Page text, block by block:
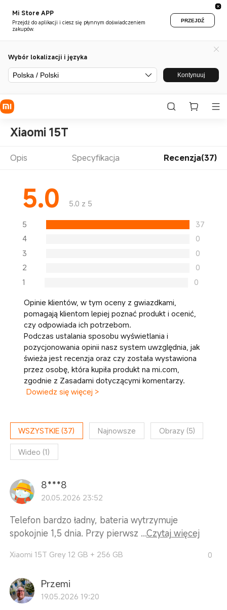
Mi Store APP
Przejdź do aplikacji i ciesz się płynnym doświadczeniem
zakupów.
PRZEJDŹ
Wybór lokalizacji i języka
Polska / Polski Kontynuuj
Xiaomi 15T
Opis Specyfikacja Recenzja(37)
5.0 5.0 z 5
5
37
4
0
3
0
2
0
1
0
Opinie klientów, w tym oceny z gwiazdkami,
pomagają klientom lepiej poznać produkt i ocenić,
czy odpowiada ich potrzebom.
Podczas ustalania sposobu wyświetlania i
pozycjonowania opinii nasz system uwzględnia, jak
świeża jest recenzja oraz czy została wystawiona
przez osobę, która kupiła produkt na mi.com,
zgodnie z Zasadami dotyczącymi komentarzy.
Dowiedz się więcej >
WSZYSTKIE (37) Najnowsze Obrazy(5)
Wideo (1)
8***8
20.05.2026 23:52
Telefon bardzo ładny, bateria wytrzymuje
spokojnie 1,5 dnia. Przy pierwsz ...Czytaj więcej
Xiaomi 15T Grey 12 GB + 256 GB 0
Przemi
19.05.2026 19:20